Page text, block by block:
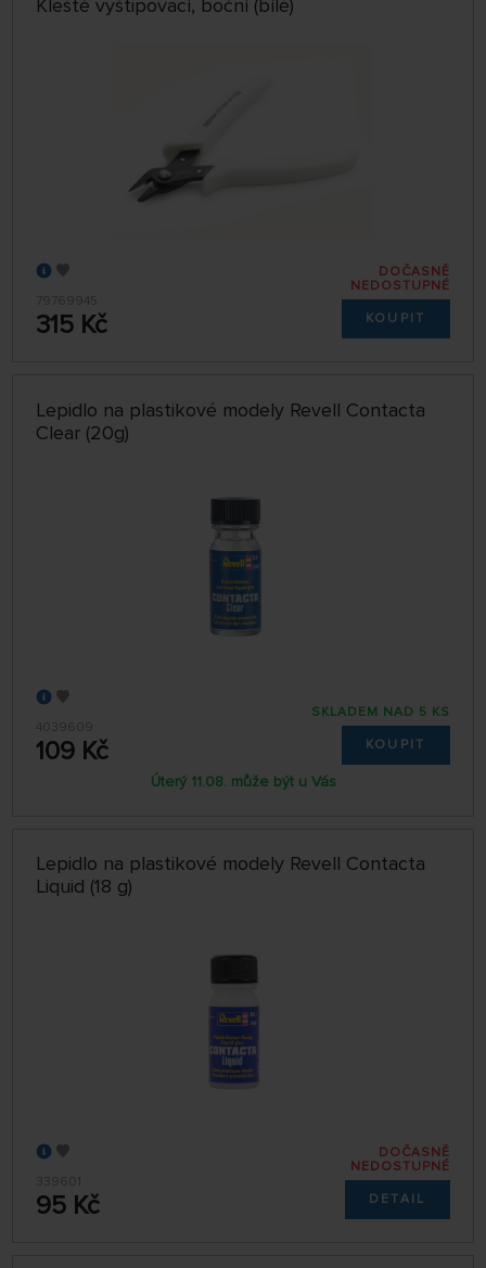
Kleště vyštipovací, boční (bílé)
79769945
315 Kč
DOČASNĚ
NEDOSTUPNÉ
KOUPIT
Lepidlo na plastikové modely Revell Contacta
Clear (20g)
4039609
109 Kč
SKLADEM NAD 5 KS
KOUPIT
Úterý 11.08. může být u Vás
Lepidlo na plastikové modely Revell Contacta
Liquid (18 g)
339601
95 Kč
DOČASNĚ
NEDOSTUPNÉ
DETAIL